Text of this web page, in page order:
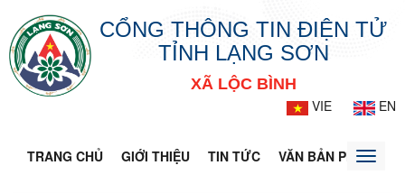
CỔNG THÔNG TIN ĐIỆN TỬ
TỈNH LẠNG SƠN
XÃ LỘC BÌNH
VIE
EN
TRANG CHỦ GIỚI THIỆU TIN TỨC VĂN BẢN PHÁPToggle